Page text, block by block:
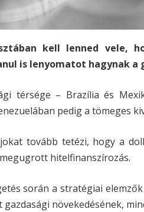
kell lenned vele,
is lenyomatot hagynak a
térsége – Brazília és
pedig a tömeges
tovább tetézi, hogy a
hitelfinanszírozás.
során a stratégiai
növekedésének,